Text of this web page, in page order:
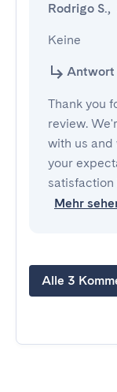
Rodrigo S.,
Keine
Antwort
Thank you
review.
with us and
your
Mehr
Alle 3